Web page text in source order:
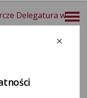
Delegatura w